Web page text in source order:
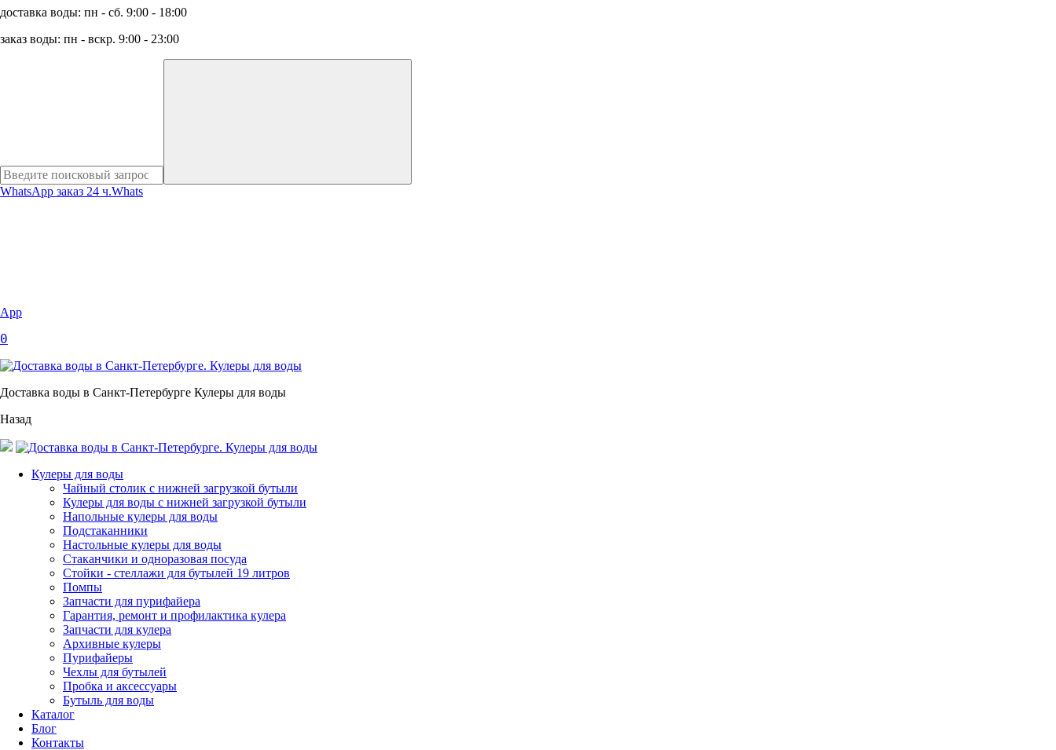
доставка воды: пн - сб. 9:00 - 18:00
заказ воды: пн - вскр. 9:00 - 23:00
WhatsApp заказ 24 ч.Whats
App
0
Доставка воды в Санкт-Петербурге Кулеры для воды
Назад
Кулеры для воды
Чайный столик с нижней загрузкой бутыли
Кулеры для воды с нижней загрузкой бутыли
Напольные кулеры для воды
Подстаканники
Настольные кулеры для воды
Стаканчики и одноразовая посуда
Стойки - стеллажи для бутылей 19 литров
Помпы
Запчасти для пурифайера
Гарантия, ремонт и профилактика кулера
Запчасти для кулера
Архивные кулеры
Пурифайеры
Чехлы для бутылей
Пробка и аксессуары
Бутыль для воды
Каталог
Блог
Контакты